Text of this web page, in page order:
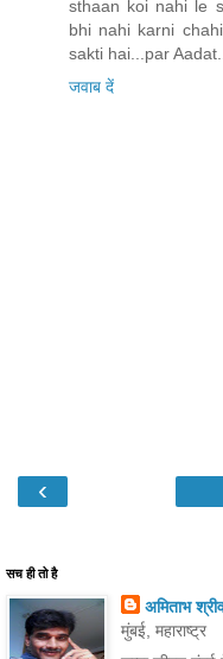
sthaan koi nahi le
bhi nahi karni
sakti hai...par
जवाब दें
‹
सच ही तो है
अमिताभ
मुंबई, महाराष्ट्र